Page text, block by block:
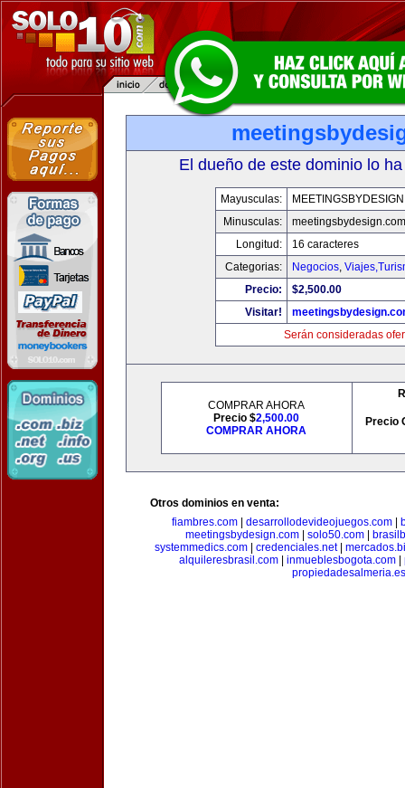
El dueño de este dominio lo
Mayusculas:
Minusculas:
meetingsbydesign.com
Longitud:
16 caracteres
Categorias:
Negocios,
Precio:
$2,500.00
Visitar!
Serán consideradas
COMPRAR AHORA
Precio $2,500.00
COMPRAR AHORA
Precio
Otros dominios en venta:
fiambres.com| desarrollodevideojuegos.com|
meetingsbydesign.com
solo50.com
systemmedics.com| credenciales.net|
alquileresbrasil.com| inmueblesbogota.com|
propiedadesalmeria.es